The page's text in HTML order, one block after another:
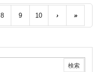
8 9 10 › »